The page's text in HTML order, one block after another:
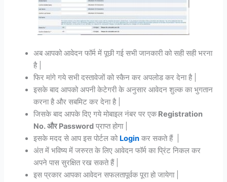
अब आपको आवेदन फॉर्म में पूछी गई सभी जानकारी को सही सही भरना
है |
फिर मांगे गये सभी दस्तावेजों को स्कैन कर अपलोड कर देना है |
इसके बाद आपको अपनी केटेगरी के अनुसार आवेदन शुल्क का भुगतान
करना है और सबमिट कर देना है |
जिसके बाद आपके दिए गये मोबाइल नंबर पर एकRegistration
No. और Password प्राप्त होगा |
इसके मदद से आप इस पोर्टल को Login कर सकते हैं |
अंत में भविष्य में जरुरत के लिए आवेदन फॉर्म का प्रिंट निकल कर
अपने पास सुरक्षित रख सकते हैं |
इस प्रकार आपका आवेदन सफलतापूर्वक पूरा हो जायेगा |